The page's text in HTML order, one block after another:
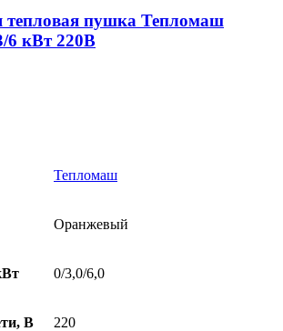
тепловая пушка Тепломаш
кВт 220В
Тепломаш
Оранжевый
0/3,0/6,0
В 220